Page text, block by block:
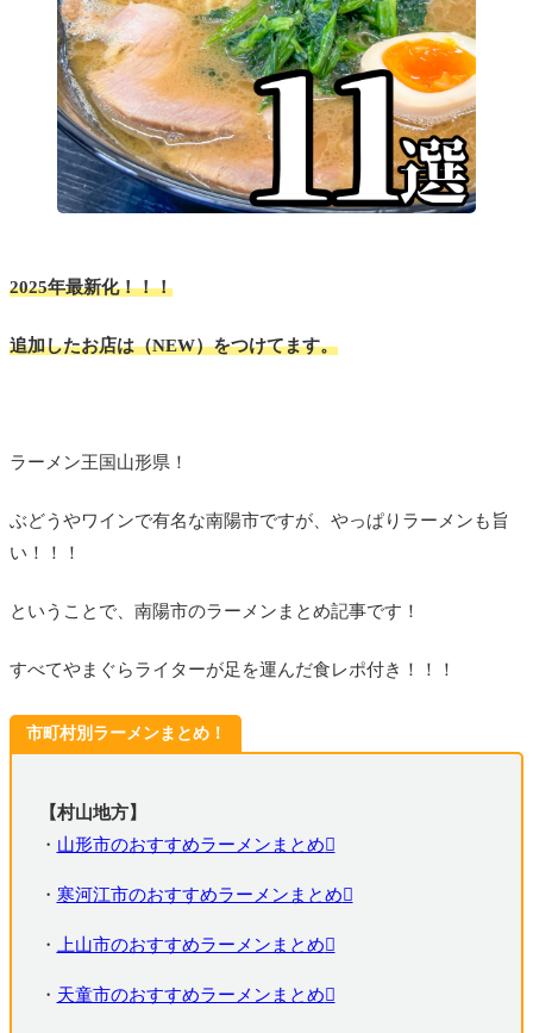
2025年最新化！！！
追加したお店は（NEW）をつけてます。
ラーメン王国山形県！
ぶどうやワインで有名な南陽市ですが、やっぱりラーメンも旨
い！！！
ということで、南陽市のラーメンまとめ記事です！
すべてやまぐらライターが足を運んだ食レポ付き！！！
市町村別ラーメンまとめ！
【村山地方】
・ 山形市のおすすめラーメンまとめ
・ 寒河江市のおすすめラーメンまとめ
・ 上山市のおすすめラーメンまとめ
・ 天童市のおすすめラーメンまとめ